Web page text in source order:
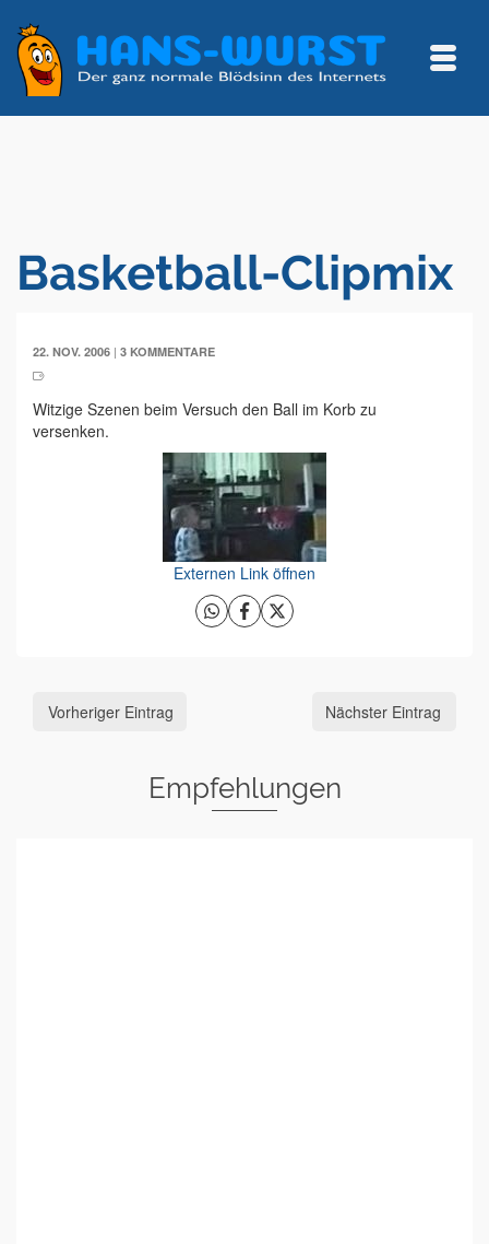
Basketball-Clipmix
22. NOV. 2006 | 3 KOMMENTARE
Witzige Szenen beim Versuch den Ball im Korb zu
versenken.
Externen Link öffnen
Vorheriger Eintrag Nächster Eintrag
Empfehlungen